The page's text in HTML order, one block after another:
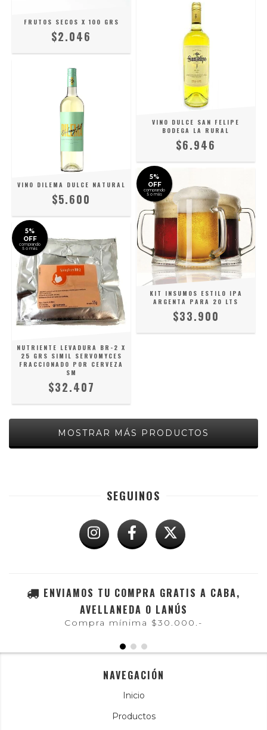
FRUTOS SECOS X 100 GRS
$2.046
VINO DILEMA DULCE NATURAL
$5.600
VINO DULCE SAN FELIPE
BODEGA LA RURAL
$6.946
5%
OFF
comprando
5 o más
NUTRIENTE LEVADURA BR-2 X
25 GRS SIMIL SERVOMYCES
FRACCIONADO POR CERVEZA
SM
$32.407
5%
OFF
comprando
5 o más
KIT INSUMOS ESTILO IPA
ARGENTA PARA 20 LTS
$33.900
MOSTRAR MÁS PRODUCTOS
SEGUINOS
ENVIAMOS TU COMPRA GRATIS A CABA,
AVELLANEDA O LANÚS
Compra mínima $30.000.-
NAVEGACIÓN
Inicio
Productos